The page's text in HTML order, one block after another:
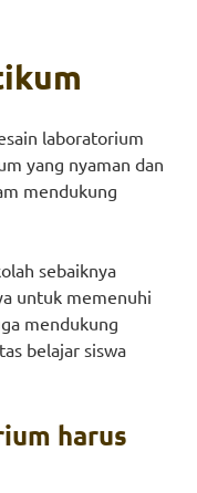
laboratorium
yang nyaman dan
mendukung
sebaiknya
untuk memenuhi
mendukung
belajar siswa
harus